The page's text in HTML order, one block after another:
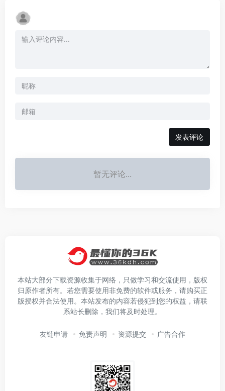
发表评论
暂无评论...
本站大部分下载资源收集于网络，只做学习和交流使用，版权
归原作者所有。若您需要使用非免费的软件或服务，请购买正
版授权并合法使用。本站发布的内容若侵犯到您的权益，请联
系站长删除，我们将及时处理。
友链申请 免责声明 资源提交 广告合作